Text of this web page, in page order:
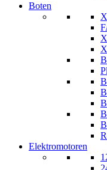
Boten
Elektromotoren